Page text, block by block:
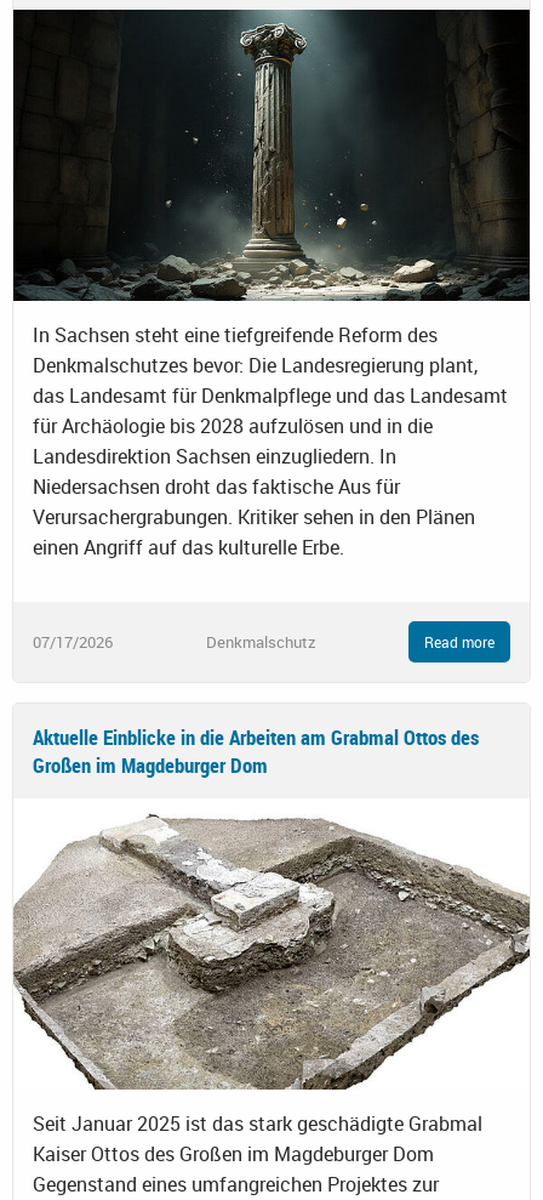
In Sachsen steht eine tiefgreifende Reform des
Denkmalschutzes bevor: Die Landesregierung plant,
das Landesamt für Denkmalpflege und das Landesamt
für Archäologie bis 2028 aufzulösen und in die
Landesdirektion Sachsen einzugliedern. In
Niedersachsen droht das faktische Aus für
Verursachergrabungen. Kritiker sehen in den Plänen
einen Angriff auf das kulturelle Erbe.
07/17/2026 Denkmalschutz Read more
Aktuelle Einblicke in die Arbeiten am Grabmal Ottos des
Großen im Magdeburger Dom
Seit Januar 2025 ist das stark geschädigte Grabmal
Kaiser Ottos des Großen im Magdeburger Dom
Gegenstand eines umfangreichen Projektes zur